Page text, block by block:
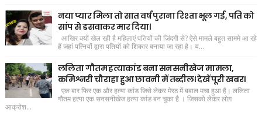
नया प्यार मिला तो सात वर्ष पुराना रिश्ता भूल गई, पति को
सांप से डसवाकर मार दिया।
आखिर क्यों खेल रही है महिलाएं पतियों की जिंदगी से? ऐसे मामले बहुत साममे आ रहे
हैं जहां पत्नियों द्वारा पतियों को शिकार बनाया जा रहा है। य...
ललिता गौतम हत्याकांड बना सनसनीखेज मामला,
कमिश्नरी चौराहा हुआ छावनी में तब्दील। देखें पूरी खबर।
एक बार फिर एक और हत्या कांड जिसे लेकर मेरठ में बबाल मचा हुआ है। ललिता
गौतम हत्या एक सनसनीखेज हत्या कांड बन चुका है । जिसको लेकर लोग
आक्रोश...